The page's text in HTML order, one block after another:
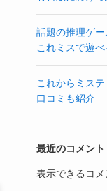
話題の推理ゲ
これミスで遊
これからミス
口コミも紹介
最近のコメント
表示できるコメ